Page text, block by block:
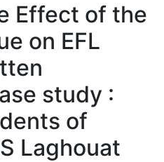
Effect of the
on EFL
study :
of
Laghouat